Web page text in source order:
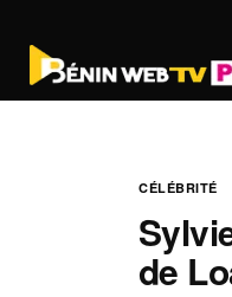
CÉLÉBRITÉ
de